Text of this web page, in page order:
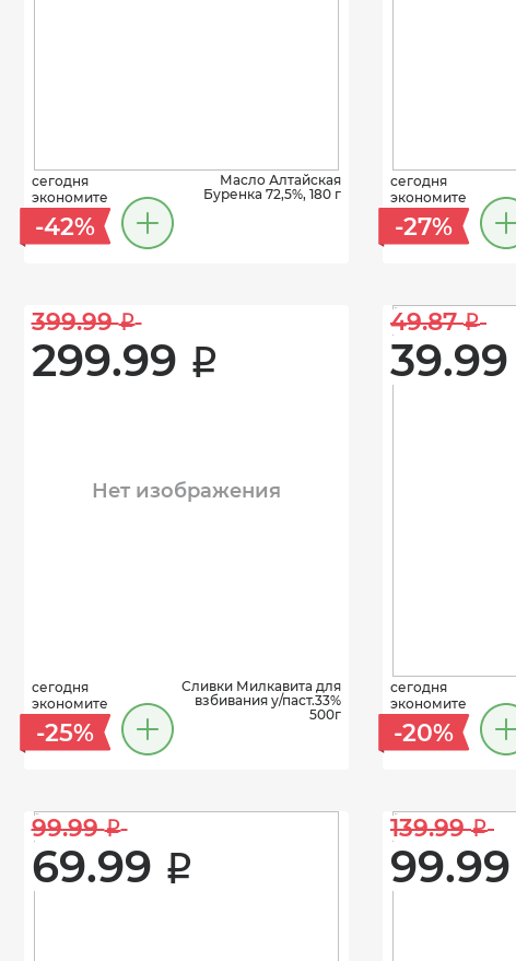
сегодня
экономите
-42%
Масло Алтайская
Буренка 72,5%, 180 г
сегодня
экономите
-27%
399.99 i
299.99 i
Нет изображения
сегодня
экономите
-25%
Сливки Милкавита для
взбивания у/паст.33%
500г
49.87 i
39.99
сегодня
экономите
-20%
99.99 i
69.99 i
139.99 i
99.99